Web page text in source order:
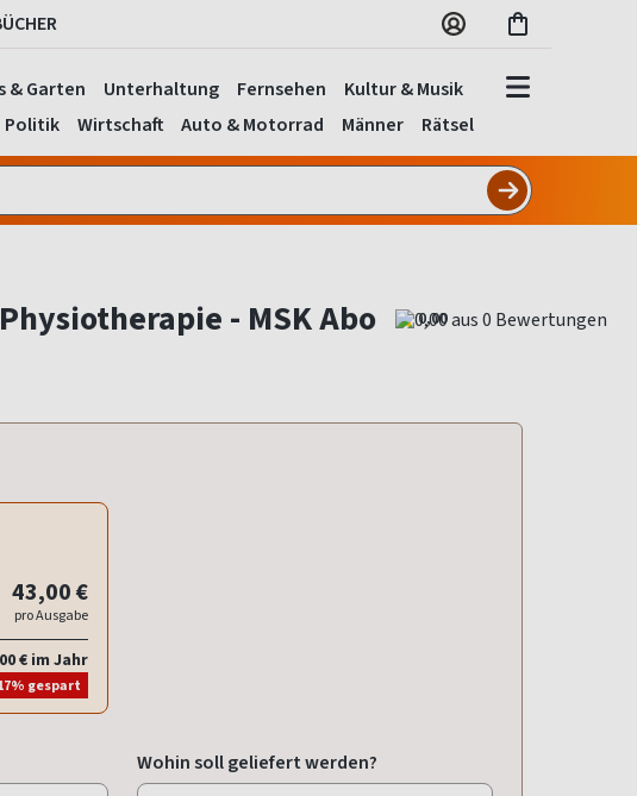
& Garten Unterhaltung Fernsehen
Kultur & Musik
Politik Wirtschaft Auto & Motorrad Männer Rätsel
- MSK Abo 0,00
43,00 €
pro Ausgabe
€ im Jahr
gespart
Wohin soll geliefert werden?